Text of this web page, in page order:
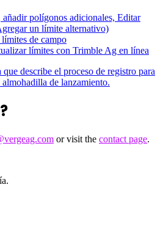
polígonos adicionales, Editar
un límite alternativo)
de campo
límites con Trimble Ag en línea
describe el proceso de registro para
de lanzamiento.
or visit the contact page.